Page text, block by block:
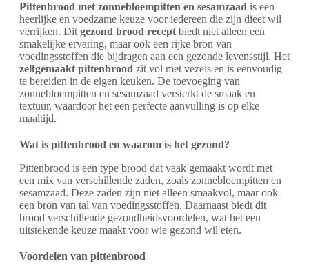
Pittenbrood met zonnebloempitten en sesamzaad is een
heerlijke en voedzame keuze voor iedereen die zijn dieet wil
verrijken. Dit gezond brood recept biedt niet alleen een
smakelijke ervaring, maar ook een rijke bron van
voedingsstoffen die bijdragen aan een gezonde levensstijl. Het
zelfgemaakt pittenbrood zit vol met vezels en is eenvoudig
te bereiden in de eigen keuken. De toevoeging van
zonnebloempitten en sesamzaad versterkt de smaak en
textuur, waardoor het een perfecte aanvulling is op elke
maaltijd.
Wat is pittenbrood en waarom is het gezond?
Pittenbrood is een type brood dat vaak gemaakt wordt met
een mix van verschillende zaden, zoals zonnebloempitten en
sesamzaad. Deze zaden zijn niet alleen smaakvol, maar ook
een bron van tal van voedingsstoffen. Daarnaast biedt dit
brood verschillende gezondheidsvoordelen, wat het een
uitstekende keuze maakt voor wie gezond wil eten.
Voordelen van pittenbrood